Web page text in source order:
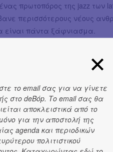
πρωτοπόρος της jazz των
περισσότερους νέους
είναι πάντα ξάφνιασμα.
το email σας για να γίνετε
στο deBόp. Το email σας θα
αποκλειστικά από το
για την αποστολή της
agenda και περιοδικών
πολιτιστικού